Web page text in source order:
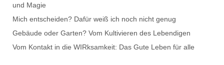
und Magie
Mich entscheiden? Dafür weiß ich noch nicht genug
Gebäude oder Garten? Vom Kultivieren des Lebendigen
Vom Kontakt in die WIRksamkeit: Das Gute Leben für alle